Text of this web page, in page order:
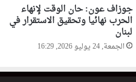
جوزاف عون: حان الوقت لإنهاء
الحرب نهائيا وتحقيق الاستقرار في
لبنان
الجمعة, 24 يوليو 2026, 16:29